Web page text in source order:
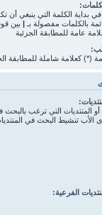
في بداية الكلمة التي ينبغي أن
بالكلمات مفصولة بـ | بين
عامة للمطابقة الجزئية
(*) كعلامة شاملة للمطابقة
أو المنتديات التي ترغب
الأب تنشيط البحث في
الفرعية: